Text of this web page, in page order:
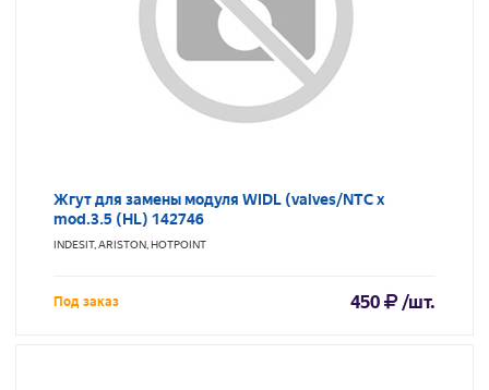
Жгут для замены модуля WIDL (valves/NTC х
mod.3.5 (HL) 142746
INDESIT, ARISTON, HOTPOINT
Под заказ 450 /шт.